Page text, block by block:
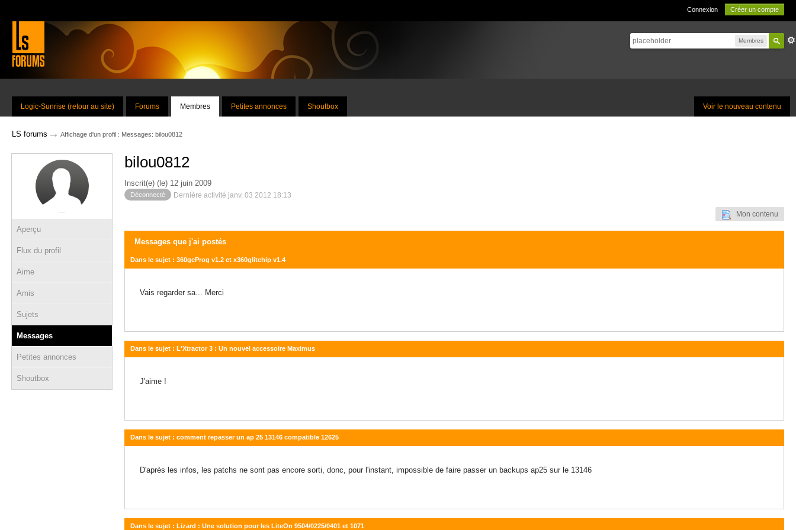
Connexion Créer un compte
Membres
Voir le nouveau contenu
Logic-Sunrise (retour au site) Forums Membres Petites annonces Shoutbox
LS forums → Affichage d'un profil : Messages: bilou0812
Aperçu
Flux du profil
Aime
Amis
Sujets
Messages
Petites annonces
Shoutbox
bilou0812
Inscrit(e) (le) 12 juin 2009
Déconnecté Dernière activité janv. 03 2012 18:13
Mon contenu
Messages que j'ai postés
Dans le sujet : 360gcProg v1.2 et x360glitchip v1.4
Vais regarder sa... Merci
Dans le sujet : L'Xtractor 3 : Un nouvel accessoire Maximus
J'aime !
Dans le sujet : comment repasser un ap 25 13146 compatible 12625
D'après les infos, les patchs ne sont pas encore sorti, donc, pour l'instant, impossible de faire passer un backups ap25 sur le 13146
Dans le sujet : Lizard : Une solution pour les LiteOn 9504/0225/0401 et 1071